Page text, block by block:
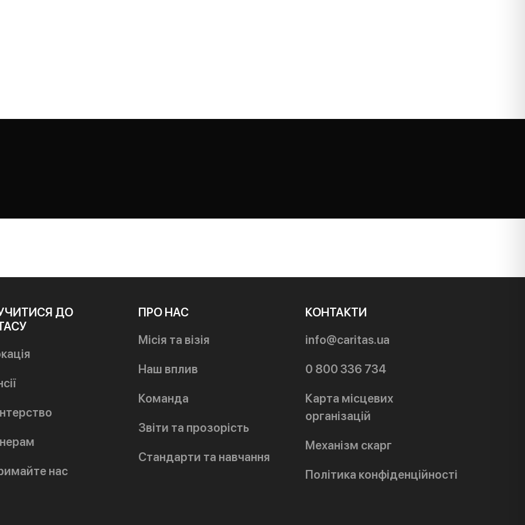
ДО
нас
ПРО НАС
Місія та візія
Наш вплив
Команда
Звіти та прозорість
Стандарти та навчання
КОНТАКТИ
info@caritas.ua
0 800 336 734
Карта місцевих
організацій
Механізм скарг
Політика конфіденційності